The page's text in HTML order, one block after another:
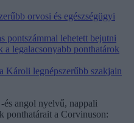
orvosi és egészségügyi
pontszámmal lehetett bejutni
legalacsonyabb ponthatárok
Károli legnépszerűbb szakjain
és angol nyelvű, nappali
ponthatárait a Corvinuson: